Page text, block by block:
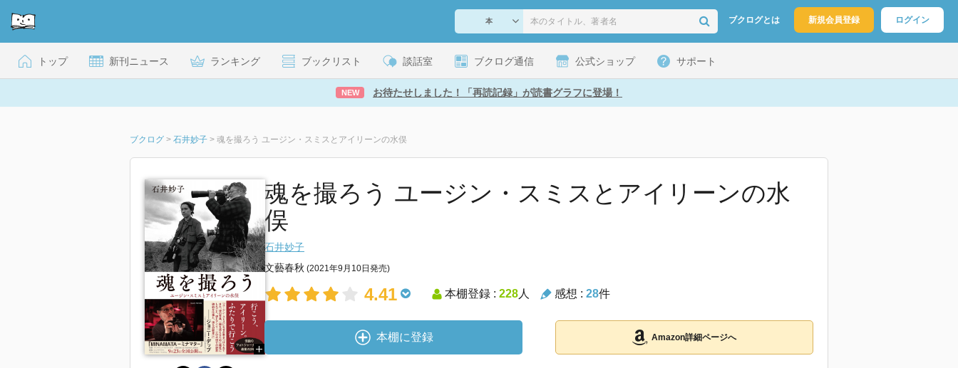
ブクログとは 新規会員登録 ログイン
トップ 新刊ニュース ランキング ブックリスト 談話室 ブクログ通信 公式ショップ サポート
NEW お待たせしました！「再読記録」が読書グラフに登場！
ブクログ > 石井妙子 > 魂を撮ろう ユージン・スミスとアイリーンの水俣
魂を撮ろう ユージン・スミスとアイリーンの水
俣
石井妙子
文藝春秋 (2021年9月10日発売)
4.41 本棚登録 : 228人 感想 : 28件
本棚に登録 Amazon詳細ページへ